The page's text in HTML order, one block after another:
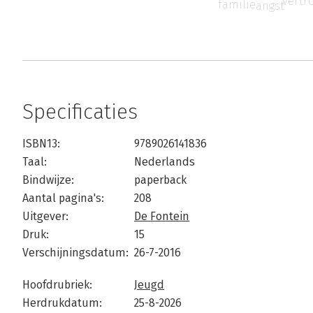
angst
familie
Specificaties
ISBN13:
9789026141836
Taal:
Nederlands
Bindwijze:
paperback
Aantal pagina's:
208
Uitgever:
De Fontein
Druk:
15
Verschijningsdatum: 26-7-2016
Hoofdrubriek:
Jeugd
Herdrukdatum:
25-8-2026